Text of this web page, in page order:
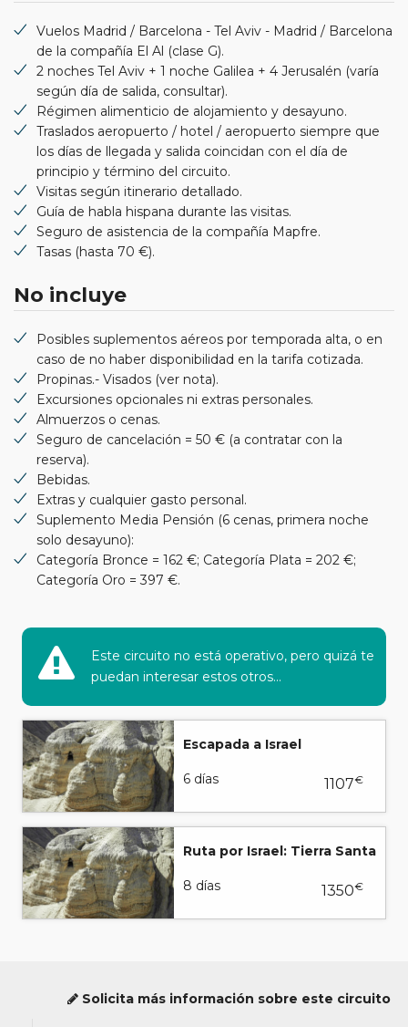
Vuelos Madrid / Barcelona - Tel Aviv - Madrid / Barcelona
de la compañía El Al (clase G).
2 noches Tel Aviv + 1 noche Galilea + 4 Jerusalén (varía
según día de salida, consultar).
Régimen alimenticio de alojamiento y desayuno.
Traslados aeropuerto / hotel / aeropuerto siempre que
los días de llegada y salida coincidan con el día de
principio y término del circuito.
Visitas según itinerario detallado.
Guía de habla hispana durante las visitas.
Seguro de asistencia de la compañía Mapfre.
Tasas (hasta 70 €).
No incluye
Posibles suplementos aéreos por temporada alta, o en
caso de no haber disponibilidad en la tarifa cotizada.
Propinas.- Visados (ver nota).
Excursiones opcionales ni extras personales.
Almuerzos o cenas.
Seguro de cancelación = 50 € (a contratar con la
reserva).
Bebidas.
Extras y cualquier gasto personal.
Suplemento Media Pensión (6 cenas, primera noche
solo desayuno):
Categoría Bronce = 162 €; Categoría Plata = 202 €;
Categoría Oro = 397 €.
Este circuito no está operativo, pero quizá te
puedan interesar estos otros...
Escapada a Israel
6 días 1107€
Ruta por Israel: Tierra Santa
8 días 1350€
Solicita más información sobre este circuito